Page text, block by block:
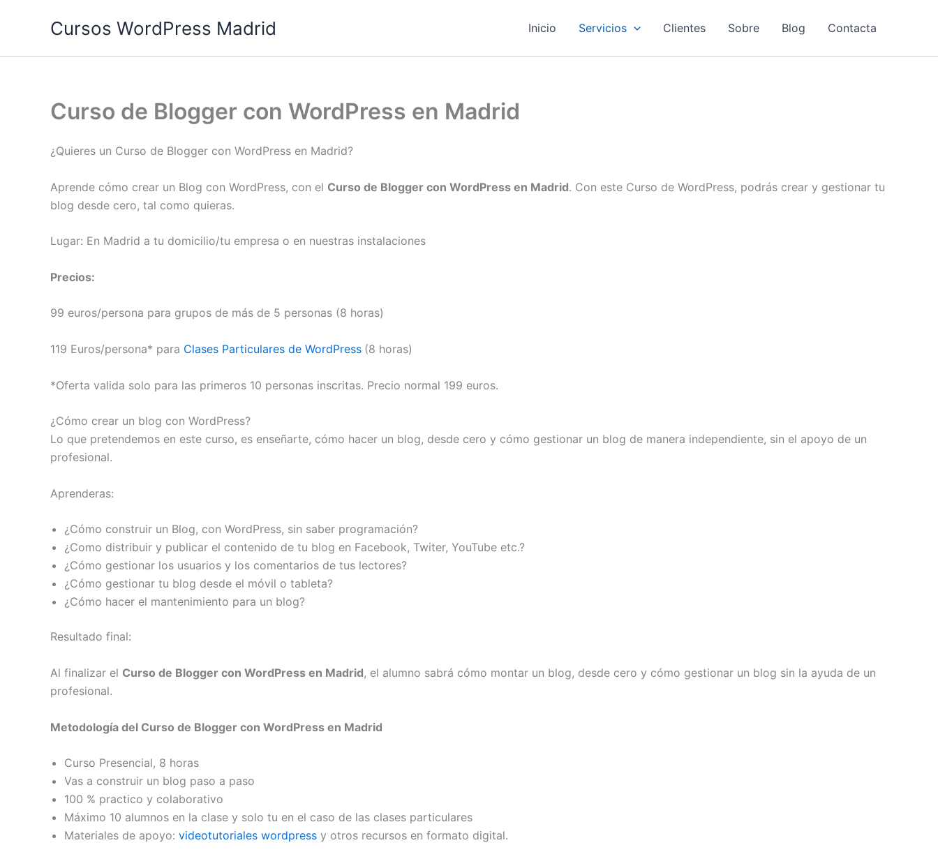
Cursos WordPress Madrid Inicio Servicios Clientes Sobre Blog Contacta
Curso de Blogger con WordPress en Madrid
¿Quieres un Curso de Blogger con WordPress en Madrid?
Aprende cómo crear un Blog con WordPress, con el Curso de Blogger con WordPress en Madrid. Con este Curso de WordPress, podrás crear y gestionar tu
blog desde cero, tal como quieras.
Lugar: En Madrid a tu domicilio/tu empresa o en nuestras instalaciones
Precios:
99 euros/persona para grupos de más de 5 personas (8 horas)
119 Euros/persona* para Clases Particulares de WordPress (8 horas)
*Oferta valida solo para las primeros 10 personas inscritas. Precio normal 199 euros.
¿Cómo crear un blog con WordPress?
Lo que pretendemos en este curso, es enseñarte, cómo hacer un blog, desde cero y cómo gestionar un blog de manera independiente, sin el apoyo de un
profesional.
Aprenderas:
¿Cómo construir un Blog, con WordPress, sin saber programación?
¿Como distribuir y publicar el contenido de tu blog en Facebook, Twiter, YouTube etc.?
¿Cómo gestionar los usuarios y los comentarios de tus lectores?
¿Cómo gestionar tu blog desde el móvil o tableta?
¿Cómo hacer el mantenimiento para un blog?
Resultado final:
Al finalizar el Curso de Blogger con WordPress en Madrid, el alumno sabrá cómo montar un blog, desde cero y cómo gestionar un blog sin la ayuda de un
profesional.
Metodología del Curso de Blogger con WordPress en Madrid
Curso Presencial, 8 horas
Vas a construir un blog paso a paso
100 % practico y colaborativo
Máximo 10 alumnos en la clase y solo tu en el caso de las clases particulares
Materiales de apoyo: videotutoriales wordpress y otros recursos en formato digital.